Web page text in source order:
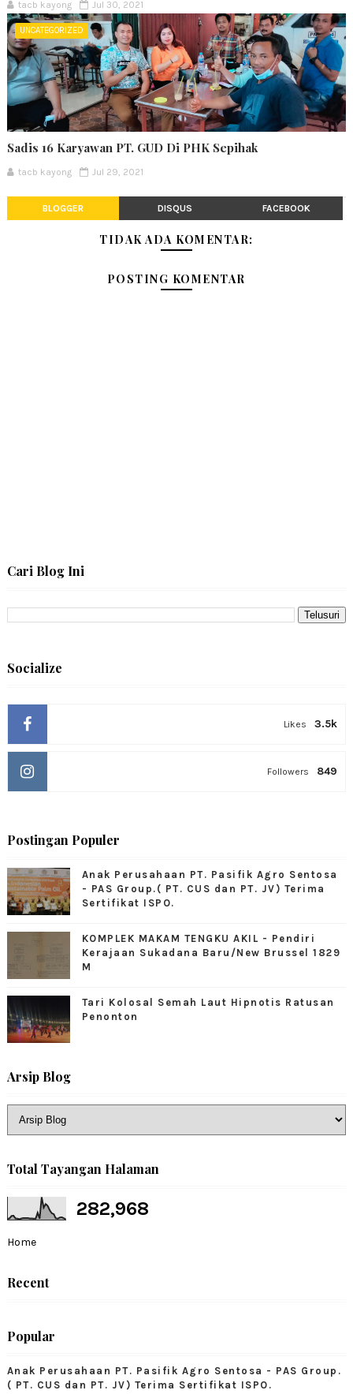
tacb kayong Jul 30, 2021
UNCATEGORIZED
Sadis 16 Karyawan PT. GUD Di PHK Sepihak
tacb kayong Jul 29, 2021
BLOGGER DISQUS FACEBOOK
TIDAK ADA KOMENTAR:
POSTING KOMENTAR
Cari Blog Ini
Socialize
3.5k
Likes
849
Followers
Postingan Populer
Anak Perusahaan PT. Pasifik Agro Sentosa
- PAS Group.( PT. CUS dan PT. JV) Terima
Sertifikat ISPO.
KOMPLEK MAKAM TENGKU AKIL - Pendiri
Kerajaan Sukadana Baru/New Brussel 1829
M
Tari Kolosal Semah Laut Hipnotis Ratusan
Penonton
Arsip Blog
Total Tayangan Halaman
282,968
Home
Recent
Popular
Anak Perusahaan PT. Pasifik Agro Sentosa - PAS Group.
( PT. CUS dan PT. JV) Terima Sertifikat ISPO.